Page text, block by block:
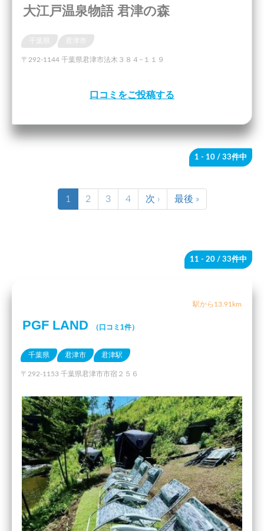
大江戸温泉物語 君津の森
千葉県
〒292-1144 千葉県君津市法木３８４−１１９
口コミをご投稿する
1 - 10 / 33件中
1 2 3 4 次 › 最後 »
11 - 20 / 33件中
駅から13.91km
PGF LAND （口コミ1件）
千葉県 君津市 君津駅
〒292-1153 千葉県君津市市宿２５６